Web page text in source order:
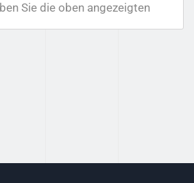
Sie die oben angezeigten